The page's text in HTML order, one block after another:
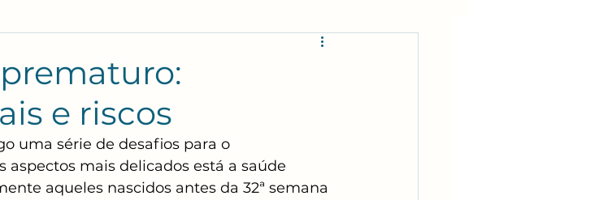
e riscos
uma série de desafios para o
mais delicados está a saúde
aqueles nascidos antes da 32ª semana